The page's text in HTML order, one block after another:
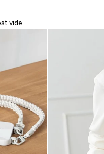
vide